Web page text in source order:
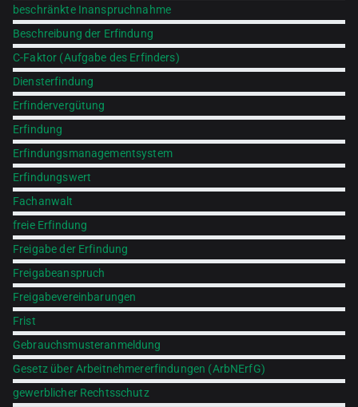
beschränkte Inanspruchnahme
Beschreibung der Erfindung
C-Faktor (Aufgabe des Erfinders)
Diensterfindung
Erfindervergütung
Erfindung
Erfindungsmanagementsystem
Erfindungswert
Fachanwalt
freie Erfindung
Freigabe der Erfindung
Freigabeanspruch
Freigabevereinbarungen
Frist
Gebrauchsmusteranmeldung
Gesetz über Arbeitnehmererfindungen (ArbNErfG)
gewerblicher Rechtsschutz